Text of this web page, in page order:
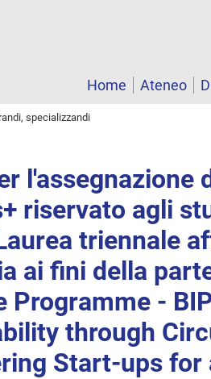
Home
Ateneo
specializzandi
riservato agli
triennale
ai fini della
Programme -
through
Start-ups for